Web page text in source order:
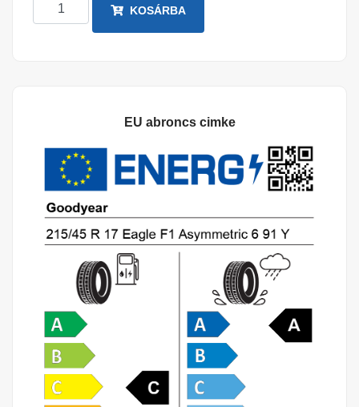
KOSÁRBA
EU abroncs cimke